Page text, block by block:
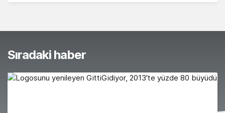
Sıradaki haber